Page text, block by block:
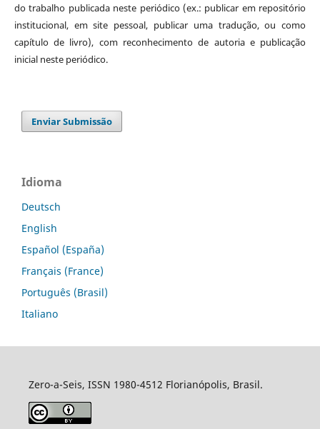
do trabalho publicada neste periódico (ex.: publicar em repositório
institucional, em site pessoal, publicar uma tradução, ou como
capítulo de livro), com reconhecimento de autoria e publicação
inicial neste periódico.
Enviar Submissão
Idioma
Deutsch
English
Español (España)
Français (France)
Português (Brasil)
Italiano
Zero-a-Seis, ISSN 1980-4512 Florianópolis, Brasil.